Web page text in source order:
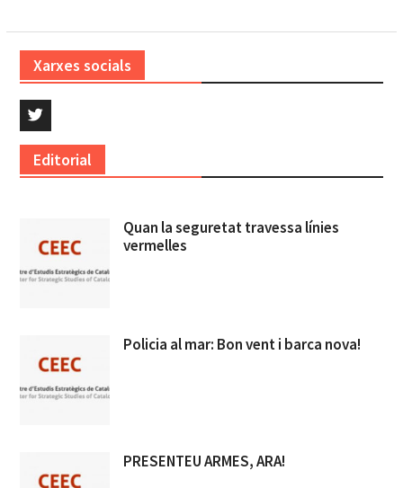
Xarxes socials
Editorial
Quan la seguretat travessa línies
vermelles
Policia al mar: Bon vent i barca nova!
PRESENTEU ARMES, ARA!